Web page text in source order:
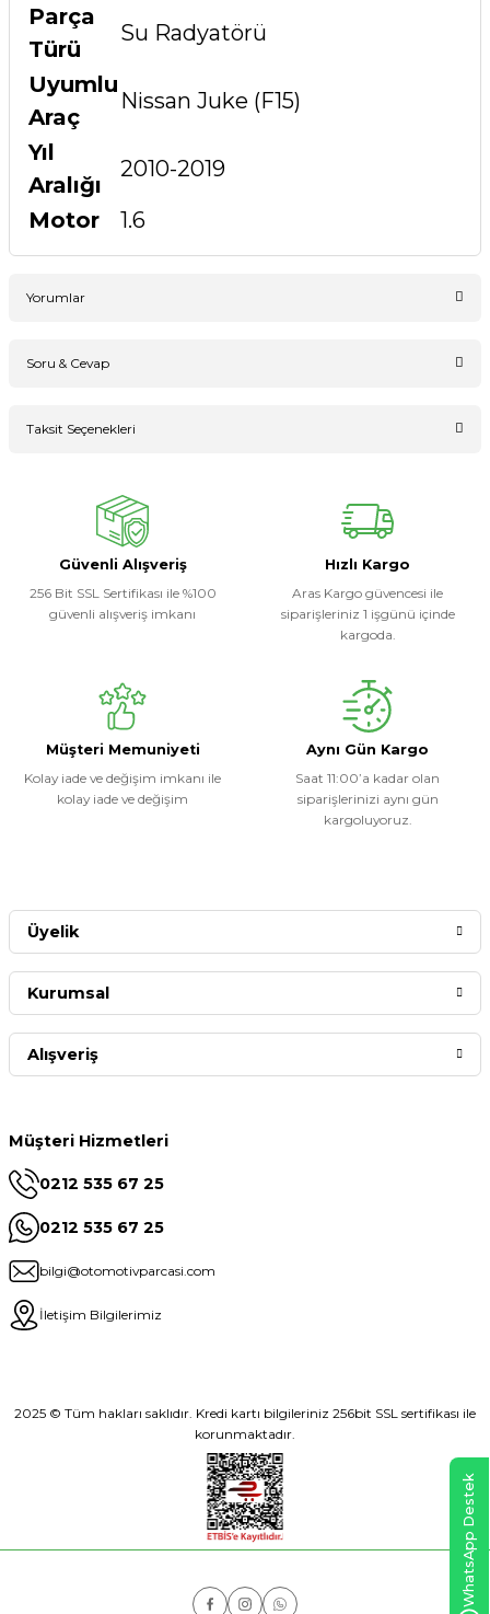
Parça
Türü
Su Radyatörü
Uyumlu
Araç
Nissan Juke (F15)
Yıl
Aralığı
2010-2019
Motor
1.6
Yorumlar
Soru & Cevap
Taksit Seçenekleri
Güvenli Alışveriş
256 Bit SSL Sertifikası ile %100
güvenli alışveriş imkanı
Hızlı Kargo
Aras Kargo güvencesi ile
siparişleriniz 1 işgünü içinde
kargoda.
Müşteri Memuniyeti
Kolay iade ve değişim imkanı ile
kolay iade ve değişim
Aynı Gün Kargo
Saat 11:00’a kadar olan
siparişlerinizi aynı gün
kargoluyoruz.
Müşteri Hizmetleri
0212 535 67 25
0212 535 67 25
bilgi@otomotivparcasi.com
İletişim Bilgilerimiz
Üyelik
Kurumsal
Alışveriş
2025 © Tüm hakları saklıdır. Kredi kartı bilgileriniz 256bit SSL sertifikası ile
korunmaktadır.
WhatsApp Destek